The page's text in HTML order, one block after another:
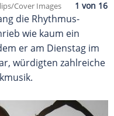
Cover Images
die Rhythmus-
wie kaum ein
er am Dienstag im
würdigten zahlreiche